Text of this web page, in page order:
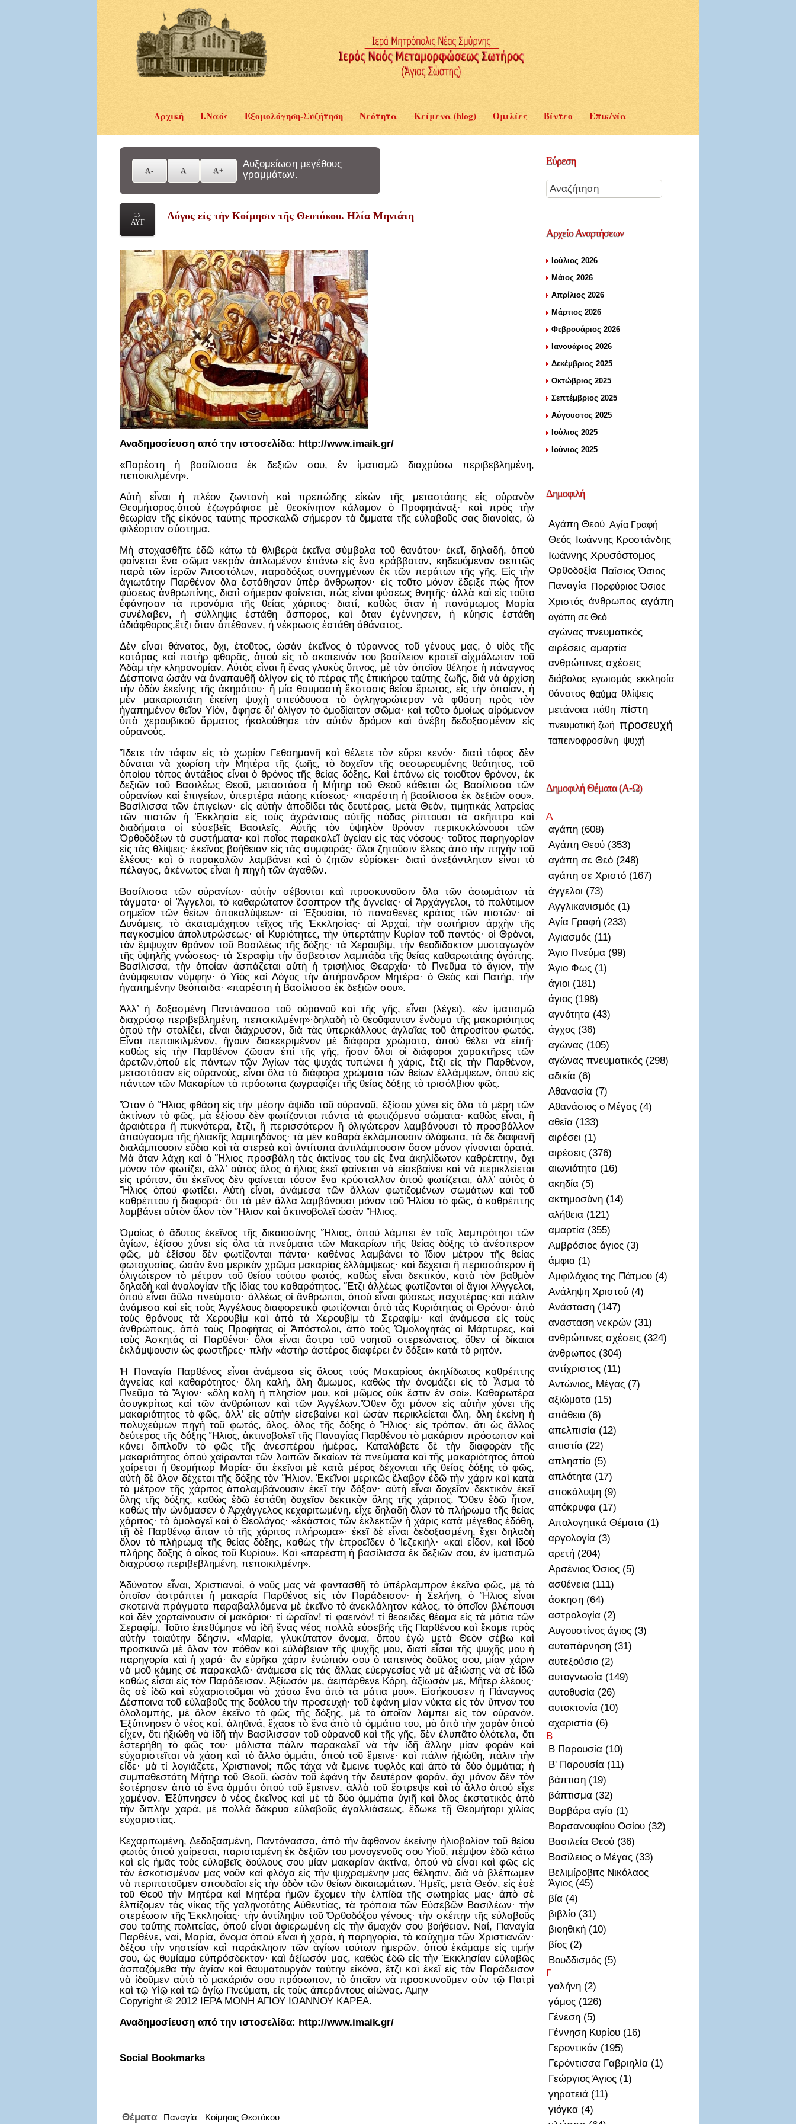
Αρχική Ι.Ναός Εξομολόγηση-Συζήτηση Νεότητα Κείμενα (blog) Ομιλίες Βίντεο Επικ/νία
Αυξομείωση μεγέθους
γραμμάτων.
13
ΑΥΓ
Λόγος εἰς τὴν Κοίμησιν τῆς Θεοτόκου. Ηλία Μηνιάτη
Αναδημοσίευση από την ιστοσελίδα: http://www.imaik.gr/
«Παρέστη ἡ βασίλισσα ἐκ δεξιῶν σου, ἐν ἰματισμῶ διαχρύσω περιβεβλημένη,
πεποικιλμένη».
Αὐτὴ εἶναι ἡ πλέον ζωντανὴ καὶ πρεπώδης εἰκὼν τῆς μεταστάσης εἰς οὐρανὸν
Θεομήτορος.ὁπού ἐζωγράφισε μὲ θεοκίνητον κάλαμον ὁ Προφητάναξ· καὶ πρὸς τὴν
θεωρίαν τῆς εἰκόνος ταύτης προσκαλῶ σήμερον τὰ ὄμματα τῆς εὐλαβοῦς σας διανοίας, ὢ
φιλέορτον σύστημα.
Μὴ στοχασθῆτε ἐδῶ κάτω τὰ θλιβερὰ ἐκεῖνα σύμβολα τοῦ θανάτου· ἐκεῖ, δηλαδή, ὁπού
φαίνεται ἕνα σῶμα νεκρὸν ἁπλωμένον ἐπάνω εἰς ἕνα κράββατον, κηδευόμενον σεπτῶς
παρὰ τῶν ἱερῶν Ἀποστόλων, παραδόξως συνηγμένων ἐκ τῶν περάτων τῆς γῆς. Εἰς τὴν
ἁγιωτάτην Παρθένον ὅλα ἐστάθησαν ὑπὲρ ἄνθρωπον· εἰς τοῦτο μόνον ἔδειξε πὼς ἦτον
φύσεως ἀνθρωπίνης, διατὶ σήμερον φαίνεται, πὼς εἶναι φύσεως θνητῆς· ἀλλὰ καὶ εἰς τοῦτο
ἐφάνησαν τὰ προνόμια τῆς θείας χάριτος· διατί, καθὼς ὅταν ἡ πανάμωμος Μαρία
συνέλαβεν, ἡ σύλληψις ἐστάθη ἄσπορος, καὶ ὅταν ἐγέννησεν, ἡ κύησις ἐστάθη
ἀδιάφθορος,ἔτζι ὅταν ἀπέθανεν, ἡ νέκρωσις ἐστάθη ἀθάνατος.
Δὲν εἶναι θάνατος, ὄχι, ἐτοῦτος, ὡσὰν ἐκεῖνος ὁ τύραννος τοῦ γένους μας, ὁ υἱὸς τῆς
κατάρας καὶ πατὴρ φθορᾶς, ὁπού εἰς τὸ σκοτεινόν του βασίλειον κρατεῖ αἰχμάλωτον τοῦ
Ἀδὰμ τὴν κληρονομίαν. Αὐτὸς εἶναι ἢ ἕνας γλυκὺς ὕπνος, μὲ τὸν ὁποῖον θέλησε ἡ πάναγνος
Δέσποινα ὡσὰν νὰ ἀναπαυθῆ ὀλίγον εἰς τὸ πέρας τῆς ἐπικήρου ταύτης ζωῆς, διὰ νὰ ἀρχίση
τὴν ὁδὸν ἐκείνης τῆς ἀκηράτου· ἢ μία θαυμαστὴ ἔκστασις θείου ἔρωτος, εἰς τὴν ὁποίαν, ἡ
μὲν μακαριωτάτη ἐκείνη ψυχὴ σπεύδουσα τὸ ὀγληγορώτερον νὰ φθάση πρὸς τὸν
ἠγαπημένον θεῖον Υἱόν, ἄφησε δι’ ὀλίγον τὸ ὁμοδίαιτον σῶμα· καὶ τοῦτο ὁμοίως αἱρόμενον
ὑπὸ χερουβικοῦ ἅρματος ἠκολούθησε τὸν αὐτὸν δρόμον καὶ ἀνέβη δεδοξασμένον εἰς
οὐρανούς.
Ἴδετε τὸν τάφον εἰς τὸ χωρίον Γεθσημανῆ καὶ θέλετε τὸν εὕρει κενόν· διατὶ τάφος δὲν
δύναται νὰ χωρίση τὴν Μητέρα τῆς ζωῆς, τὸ δοχεῖον τῆς σεσωρευμένης θεότητος, τοῦ
ὁποίου τόπος ἀντάξιος εἶναι ὁ θρόνος τῆς θείας δόξης. Καὶ ἐπάνω εἰς τοιοῦτον θρόνον, ἐκ
δεξιῶν τοῦ Βασιλέως Θεοῦ, μεταστάσα ἡ Μήτηρ τοῦ Θεοῦ κάθεται ὡς Βασίλισσα τῶν
οὐρανίων καὶ ἐπιγείων, ὑπερτέρα πάσης κτίσεως· «παρέστη ἡ βασίλισσα ἐκ δεξιῶν σου».
Βασίλισσα τῶν ἐπιγείων· εἰς αὐτὴν ἀποδίδει τὰς δευτέρας, μετὰ Θεόν, τιμητικάς λατρείας
τῶν πιστῶν ἡ Ἐκκλησία εἰς τοὺς ἀχράντους αὐτῆς πόδας ρίπτουσι τὰ σκῆπτρα καὶ
διαδήματα οἱ εὐσεβεῖς Βασιλεῖς. Αὐτῆς τὸν ὑψηλὸν θρόνον περικυκλώνουσι τῶν
Ὀρθοδόξων τὰ συστήματα· καὶ ποῖος παρακαλεῖ ὑγείαν εἰς τὰς νόσους· τοῦτος παρηγορίαν
εἰς τὰς θλίψεις· ἐκεῖνος βοήθειαν εἰς τὰς συμφοράς· ὅλοι ζητοῦσιν ἔλεος ἀπὸ τὴν πηγὴν τοῦ
ἐλέους· καὶ ὁ παρακαλῶν λαμβάνει καὶ ὁ ζητῶν εὑρίσκει· διατὶ ἀνεξάντλητον εἶναι τὸ
πέλαγος, ἀκένωτος εἶναι ἡ πηγὴ τῶν ἀγαθῶν.
Βασίλισσα τῶν οὐρανίων· αὐτὴν σέβονται καὶ προσκυνοῦσιν ὅλα τῶν ἀσωμάτων τὰ
τάγματα· οἱ Ἄγγελοι, τὸ καθαρώτατον ἔσοπτρον τῆς ἁγνείας· οἱ Ἀρχάγγελοι, τὸ πολύτιμον
σημεῖον τῶν θείων ἀποκαλύψεων· αἱ Ἐξουσίαι, τὸ πανσθενὲς κράτος τῶν πιστῶν· αἱ
Δυνάμεις, τὸ ἀκαταμάχητον τεῖχος τῆς Ἐκκλησίας· αἱ Ἀρχαί, τὴν σωτήριον ἀρχὴν τῆς
παγκοσμίου ἀπολυτρώσεως· αἱ Κυριότητες, τὴν ὑπερτάτην Κυρίαν τοῦ παντός· οἱ Θρόνοι,
τὸν ἔμψυχον θρόνον τοῦ Βασιλέως τῆς δόξης· τὰ Χερουβίμ, τὴν θεοδίδακτον μυσταγωγὸν
τῆς ὑψηλῆς γνώσεως· τὰ Σεραφὶμ τὴν ἄσβεστον λαμπάδα τῆς θείας καθαρωτάτης ἀγάπης.
Βασίλισσα, τὴν ὁποίαν ἀσπάζεται αὐτὴ ἡ τρισήλιος Θεαρχία· τὸ Πνεῦμα τὸ ἅγιον, τὴν
ἀνύμφευτον νύμφην· ὁ Υἱὸς καὶ Λόγος τὴν ἀπήρανδρον Μητέρα· ὁ Θεὸς καὶ Πατήρ, τὴν
ἠγαπημένην θεόπαιδα· «παρέστη ἡ Βασίλισσα ἐκ δεξιῶν σου».
Ἀλλ’ ἡ δοξασμένη Παντάνασσα τοῦ οὐρανοῦ καὶ τῆς γῆς, εἶναι (λέγει), «ἐν ἱματισμῷ
διαχρύσῳ περιβεβλημένη, πεποικιλμένη»·δηλαδὴ τὸ θεοΰφαντον ἔνδυμα τῆς μακαριότητος
ὁπού τὴν στολίζει, εἶναι διάχρυσον, διὰ τὰς ὑπερκάλλους ἀγλαΐας τοῦ ἀπροσίτου φωτός.
Εἶναι πεποικιλμένον, ἤγουν διακεκριμένον μὲ διάφορα χρώματα, ὁπού θέλει νὰ εἰπῆ·
καθὼς εἰς τὴν Παρθένον ζῶσαν ἐπὶ τῆς γῆς, ἤσαν ὅλοι οἱ διάφοροι χαρακτῆρες τῶν
ἀρετῶν,ὁπού εἰς πάντων τῶν Ἁγίων τὰς ψυχάς τυπώνει ἡ χάρις, ἔτζι εἰς τὴν Παρθένον,
μεταστάσαν εἰς οὐρανούς, εἶναι ὅλα τὰ διάφορα χρώματα τῶν θείων ἐλλάμψεων, ὁπού εἰς
πάντων τῶν Μακαρίων τὰ πρόσωπα ζωγραφίζει τῆς θείας δόξης τὸ τρισόλβιον φῶς.
Ὅταν ὁ Ἥλιος φθάση εἰς τὴν μέσην ἁψίδα τοῦ οὐρανοῦ, ἐξίσου χύνει εἰς ὅλα τὰ μέρη τῶν
ἀκτίνων τὸ φῶς, μὰ ἐξίσου δὲν φωτίζονται πάντα τὰ φωτιζόμενα σώματα· καθὼς εἶναι, ἢ
ἀραιότερα ἢ πυκνότερα, ἔτζι, ἢ περισσότερον ἢ ὀλιγώτερον λαμβάνουσι τὸ προσβάλλον
ἀπαύγασμα τῆς ἡλιακῆς λαμπηδόνος· τὰ μὲν καθαρὰ ἐκλάμπουσιν ὁλόφωτα, τὰ δὲ διαφανῆ
διαλάμπουσιν εὔδια καὶ τὰ στερεὰ καὶ ἀντίτυπα ἀντιλάμπουσιν ὅσον μόνον γίνονται ὁρατά.
Μὰ ὅταν λάχη καὶ ὁ Ἥλιος προσβάλη τὰς ἀκτίνας του εἰς ἕνα ἀκηλίδωτον καθρέπτην, ὄχι
μόνον τὸν φωτίζει, ἀλλ’ αὐτὸς ὅλος ὁ ἥλιος ἐκεῖ φαίνεται νὰ εἰσεβαίνει καὶ νὰ περικλείεται
εἰς τρόπον, ὅτι ἐκεῖνος δὲν φαίνεται τόσον ἕνα κρύσταλλον ὁπού φωτίζεται, ἀλλ’ αὐτὸς ὁ
Ἥλιος ὁπού φωτίζει. Αὐτὴ εἶναι, ἀνάμεσα τῶν ἄλλων φωτιζομένων σωμάτων καὶ τοῦ
καθρέπτου ἡ διαφορά· ὅτι τὰ μὲν ἄλλα λαμβάνουσι μόνον τοῦ Ἡλίου τὸ φῶς, ὁ καθρέπτης
λαμβάνει αὐτὸν ὅλον τὸν Ἥλιον καὶ ἀκτινοβολεῖ ὡσὰν Ἥλιος.
Ὁμοίως ὁ ἄδυτος ἐκεῖνος τῆς δικαιοσύνης Ἥλιος, ὁπού λάμπει ἐν ταῖς λαμπρότησι τῶν
ἁγίων, ἐξίσου χύνει εἰς ὅλα τὰ πνεύματα τῶν Μακαρίων τῆς θείας δόξης τὸ ἀνέσπερον
φῶς, μὰ ἐξίσου δὲν φωτίζονται πάντα· καθένας λαμβάνει τὸ ἴδιον μέτρον τῆς θείας
φωτοχυσίας, ὡσὰν ἕνα μερικὸν χρῶμα μακαρίας ἐλλάμψεως· καὶ δέχεται ἢ περισσότερον ἢ
ὀλιγώτερον τὸ μέτρον τοῦ θείου τούτου φωτός, καθὼς εἶναι δεκτικόν, κατὰ τὸν βαθμὸν
δηλαδὴ καὶ ἀναλογίαν τῆς ἰδίας του καθαρότητος. Ἔτζι ἀλλέως φωτίζονται οἱ ἅγιοι λΆγγελοι,
ὁπού εἶναι ἄϋλα πνεύματα· ἀλλέως οἱ ἄνθρωποι, ὁπού εἶναι φύσεως παχυτέρας·καὶ πάλιν
ἀνάμεσα καὶ εἰς τοὺς Ἀγγέλους διαφορετικὰ φωτίζονται ἀπὸ τὰς Κυριότητας οἱ Θρόνοι· ἀπὸ
τοὺς θρόνους τὰ Χερουβὶμ καὶ ἀπὸ τὰ Χερουβὶμ τὰ Σεραφίμ· καὶ ἀνάμεσα εἰς τοὺς
ἀνθρώπους, ἀπὸ τοὺς Προφήτας οἱ Ἀπόστολοι, ἀπὸ τοὺς Ὁμολογητάς οἱ Μάρτυρες, καὶ
τοὺς Ἀσκητάς αἱ Παρθένοι· ὅλοι εἶναι ἄστρα τοῦ νοητοῦ στερεώνατος, ὅθεν οἱ δίκαιοι
ἐκλάμψουσιν ὡς φωστῆρες· πλὴν «ἀστὴρ ἀστέρος διαφέρει ἐν δόξει» κατὰ τὸ ρητόν.
Ἡ Παναγία Παρθένος εἶναι ἀνάμεσα εἰς ὅλους τούς Μακαρίους ἀκηλίδωτος καθρέπτης
ἁγνείας καὶ καθαρότητος· ὅλη καλή, ὅλη ἄμωμος, καθὼς τὴν ὀνομάζει εἰς τὸ Ἆσμα τὸ
Πνεῦμα τὸ Ἅγιον· «ὅλη καλὴ ἡ πλησίον μου, καὶ μῶμος οὐκ ἔστιν ἐν σοί». Καθαρωτέρα
ἀσυγκρίτως καὶ τῶν ἀνθρώπων καὶ τῶν Ἀγγέλων.Ὅθεν ὄχι μόνον εἰς αὐτὴν χύνει τῆς
μακαριότητος τὸ φῶς, ἀλλ’ εἰς αὐτὴν εἰσεβαίνει καὶ ὡσὰν περικλείεται ὅλη, ὅλη ἐκείνη ἡ
πολυχεύμων πηγὴ τοῦ φωτός, ὅλος, ὅλος τῆς δόξης ὁ Ἥλιος· εἰς τρόπον, ὅτι ὡς ἄλλος
δεύτερος τῆς δόξης Ἥλιος, ἀκτινοβολεῖ τῆς Παναγίας Παρθένου τὸ μακάριον πρόσωπον καὶ
κάνει διπλοῦν τὸ φῶς τῆς ἀνεσπέρου ἡμέρας. Καταλάβετε δὲ τὴν διαφορὰν τῆς
μακαριότητος ὁπού χαίρονται τῶν λοιπῶν δικαίων τὰ πνεύματα καὶ τῆς μακαριότητος ὁπού
χαίρεται ἡ θεομήτωρ Μαρία· ὅτι ἐκεῖνοι μὲ κατὰ μέρος δέχονται τῆς θείας δόξης τὸ φῶς,
αὐτὴ δὲ ὅλον δέχεται τῆς δόξης τὸν Ἥλιον. Ἐκεῖνοι μερικῶς ἔλαβον ἐδῶ τὴν χάριν καὶ κατὰ
τὸ μέτρον τῆς χάριτος ἀπολαμβάνουσιν ἐκεῖ τὴν δόξαν· αὐτὴ εἶναι δοχεῖον δεκτικὸν ἐκεῖ
ὅλης τῆς δόξης, καθὼς ἐδῶ ἐστάθη δοχεῖον δεκτικὸν ὅλης τῆς χάριτος. Ὅθεν ἐδῶ ἦτον,
καθὼς τὴν ὠνόμασεν ὁ Ἀρχάγγελος κεχαριτωμένη, εἶχε δηλαδὴ ὅλον τὸ πλήρωμα τῆς θείας
χάριτος· τὸ ὁμολογεῖ καὶ ὁ Θεολόγος· «ἐκάστοις τῶν ἐκλεκτῶν ἡ χάρις κατὰ μέγεθος ἐδόθη,
τῇ δὲ Παρθένῳ ἅπαν τὸ τῆς χάριτος πλήρωμα»· ἐκεῖ δὲ εἶναι δεδοξασμένη, ἔχει δηλαδὴ
ὅλον τὸ πλήρωμα τῆς θείας δόξης, καθὼς τὴν ἐπροεῖδεν ὁ Ἰεζεκιήλ· «καὶ εἶδον, καὶ ἰδοὺ
πλήρης δόξης ὁ οἶκος τοῦ Κυρίου». Καὶ «παρέστη ἡ βασίλισσα ἐκ δεξιῶν σου, ἐν ἱματισμῶ
διαχρύσῳ περιβεβλημένη, πεποικιλμένη».
Ἀδύνατον εἶναι, Χριστιανοί, ὁ νοῦς μας νὰ φαντασθῆ τὸ ὑπέρλαμπρον ἐκεῖνο φῶς, μὲ τὸ
ὁποῖον ἀστράπτει ἡ μακαρία Παρθένος εἰς τὸν Παράδεισον· ἡ Σελήνη, ὁ Ἥλιος εἶναι
σκοτεινὰ πράγματα παραβαλλόμενα μὲ ἐκεῖνο τὸ ἀνεκλάλητον κάλος, τὸ ὁποῖον βλέπουσι
καὶ δὲν χορταίνουσιν οἱ μακάριοι· τί ὡραῖον! τί φαεινόν! τί θεοειδὲς θέαμα εἰς τὰ μάτια τῶν
Σεραφίμ. Τοῦτο ἐπεθύμησε νὰ ἰδῆ ἕνας νέος πολλὰ εὐσεβής τῆς Παρθένου καὶ ἔκαμε πρὸς
αὐτὴν τοιαύτην δέησιν. «Μαρία, γλυκύτατον ὄνομα, ὅπου ἐγὼ μετὰ Θεὸν σέβω καὶ
προσκυνῶ μὲ ὅλον τὸν πόθον καὶ εὐλάβειαν τῆς ψυχῆς μου, διατὶ εἶσαι τῆς ψυχῆς μου ἡ
παρηγορία καὶ ἡ χαρά· ἂν εὑρῆκα χάριν ἐνώπιόν σου ὁ ταπεινὸς δοῦλος σου, μίαν χάριν
νὰ μοῦ κάμης σὲ παρακαλῶ· ἀνάμεσα εἰς τὰς ἄλλας εὐεργεσίας νὰ μὲ ἀξιώσης νὰ σὲ ἰδῶ
καθὼς εἶσαι εἰς τὸν Παράδεισον. Ἀξίωσόν με, ἀειπάρθενε Κόρη, ἀξίωσόν με, Μῆτερ ἐλέους·
ἂς σὲ ἰδῶ καὶ εὐχαριστοῦμαι νὰ χάσω ἕνα ἀπὸ τὰ μάτια μου». Εἰσήκουσεν ἡ Πάναγνος
Δέσποινα τοῦ εὐλαβοῦς της δούλου τὴν προσευχή· τοῦ ἐφάνη μίαν νύκτα εἰς τὸν ὕπνον του
ὁλολαμπής, μὲ ὅλον ἐκεῖνο τὸ φῶς τῆς δόξης, μὲ τὸ ὁποῖον λάμπει εἰς τὸν οὐρανόν.
Ἐξύπνησεν ὁ νέος καί, ἀληθινά, ἔχασε τὸ ἕνα ἀπὸ τὰ ὀμμάτια του, μὰ ἀπὸ τὴν χαρὰν ὁπού
εἶχεν, ὅτι ἠξιώθη νὰ ἰδῆ τὴν Βασίλισσαν τοῦ οὐρανοῦ καὶ τῆς γῆς, δὲν ἐλυπᾶτο ὁλότελα, ὅτι
ἐστερήθη τὸ φῶς του· μάλιστα πάλιν παρακαλεῖ νὰ τὴν ἰδῆ ἄλλην μίαν φορὰν καὶ
εὐχαριστεῖται νὰ χάση καὶ τὸ ἄλλο ὀμμάτι, ὁπού τοῦ ἔμεινε· καὶ πάλιν ἠξιώθη, πάλιν τὴν
εἶδε· μὰ τί λογιάζετε, Χριστιανοί; πῶς τάχα νὰ ἔμεινε τυφλὸς καὶ ἀπὸ τὰ δύο ὀμμάτια; ἡ
συμπαθεστάτη Μήτηρ τοῦ Θεοῦ, ὡσὰν τοῦ ἐφάνη τὴν δευτέραν φοράν, ὄχι μόνον δὲν τὸν
ἐστέρησεν ἀπὸ τὸ ἕνα ὀμμάτι ὁπού τοῦ ἔμεινεν, ἀλλὰ τοῦ ἔστρεψε καὶ τὸ ἄλλο ὁπού εἶχε
χαμένον. Ἐξύπνησεν ὁ νέος ἐκεῖνος καὶ μὲ τὰ δύο ὀμμάτια ὑγιῆ καὶ ὅλος ἐκστατικὸς ἀπὸ
τὴν διπλὴν χαρά, μὲ πολλὰ δάκρυα εὐλαβοῦς ἀγαλλιάσεως, ἔδωκε τῇ Θεομήτορι χιλίας
εὐχαριστίας.
Κεχαριτωμένη, Δεδοξασμένη, Παντάνασσα, ἀπὸ τὴν ἄφθονον ἐκείνην ἡλιοβολίαν τοῦ θείου
φωτὸς ὁπού χαίρεσαι, παρισταμένη ἐκ δεξιῶν του μονογενοῦς σου Υἱοῦ, πέμψον ἐδῶ κάτω
καὶ εἰς ἠμᾶς τοὺς εὐλαβεῖς δούλους σου μίαν μακαρίαν ἀκτίνα, ὁπού νὰ εἶναι καὶ φῶς εἰς
τὸν ἐσκοτισμένον μας νοῦν καὶ φλόγα εἰς τὴν ψυχραμένην μας θέλησιν, διὰ νὰ βλέπωμεν
νὰ περιπατοῦμεν σπουδαῖοι εἰς τὴν ὁδὸν τῶν θείων δικαιωμάτων. Ἠμεῖς, μετὰ Θεόν, εἰς ἐσὲ
τοῦ Θεοῦ τὴν Μητέρα καὶ Μητέρα ἡμῶν ἔχομεν τὴν ἐλπίδα τῆς σωτηρίας μας· ἀπὸ σὲ
ἐλπίζομεν τὰς νίκας τῆς γαληνοτάτης Αὐθεντίας, τὰ τρόπαια τῶν Εὐσεβῶν Βασιλέων· τὴν
στερέωσιν τῆς Ἐκκλησίας· τὴν ἀντίληψιν τοῦ Ὀρθοδόξου γένους· τὴν σκέπην τῆς εὐλαβοῦς
σου ταύτης πολιτείας, ὁπού εἶναι ἀφιερωμένη εἰς τὴν ἄμαχόν σου βοήθειαν. Ναί, Παναγία
Παρθένε, ναί, Μαρία, ὄνομα ὁπού εἶναι ἡ χαρά, ἡ παρηγορία, τὸ καύχημα τῶν Χριστιανῶν·
δέξου τὴν νηστείαν καὶ παράκλησιν τῶν ἁγίων τούτων ἡμερῶν, ὁπού ἐκάμαμε εἰς τιμήν
σου, ὡς θυμίαμα εὐπρόσδεκτον· καὶ ἀξίωσόν μας, καθὼς ἐδῶ εἰς τὴν Ἐκκλησίαν εὐλαβῶς
ἀσπαζόμεθα τὴν ἁγίαν καὶ θαυματουργὸν ταύτην εἰκόνα, ἔτζι καὶ ἐκεῖ εἰς τὸν Παράδεισον
νὰ ἰδοῦμεν αὐτὸ τὸ μακάριόν σου πρόσωπον, τὸ ὁποῖον νὰ προσκυνοῦμεν σὺν τῷ Πατρὶ
καὶ τῷ Υἱῷ καὶ τῷ ἁγίῳ Πνεύματι, εἰς τοὺς ἀπεράντους αἰώνας. Αμην
Copyright © 2012 ΙΕΡΑ ΜΟΝΗ ΑΓΙΟΥ ΙΩΑΝΝΟΥ ΚΑΡΕΑ.
Αναδημοσίευση από την ιστοσελίδα: http://www.imaik.gr/
Social Bookmarks
Θέματα Παναγία Κοίμησις Θεοτόκου
Εύρεση
ΑρχείοΑναρτήσεων
Ιούλιος 2026
Μάιος 2026
Απρίλιος 2026
Μάρτιος 2026
Φεβρουάριος 2026
Ιανουάριος 2026
Δεκέμβριος 2025
Οκτώβριος 2025
Σεπτέμβριος 2025
Αύγουστος 2025
Ιούλιος 2025
Ιούνιος 2025
Δημοφιλή
Αγάπη Θεού Αγία Γραφή
Θεός Ιωάννης Κροστάνδης
Ιωάννης Χρυσόστομος
Ορθοδοξία Παΐσιος Όσιος
Παναγία Πορφύριος Όσιος
Χριστός άνθρωπος αγάπη
αγάπη σε Θεό
αγώνας πνευματικός
αιρέσεις αμαρτία
ανθρώπινες σχέσεις
διάβολος εγωισμός εκκλησία
θάνατος θαύμα θλίψεις
μετάνοια πάθη πίστη
πνευματική ζωή προσευχή
ταπεινοφροσύνη ψυχή
ΔημοφιλήΘέματα (Α-Ω)
Α
αγάπη (608)
Αγάπη Θεού (353)
αγάπη σε Θεό (248)
αγάπη σε Χριστό (167)
άγγελοι (73)
Αγγλικανισμός (1)
Αγία Γραφή (233)
Αγιασμός (11)
Άγιο Πνεύμα (99)
Άγιο Φως (1)
άγιοι (181)
άγιος (198)
αγνότητα (43)
άγχος (36)
αγώνας (105)
αγώνας πνευματικός (298)
αδικία (6)
Αθανασία (7)
Αθανάσιος ο Μέγας (4)
αθεΐα (133)
αιρέσει (1)
αιρέσεις (376)
αιωνιότητα (16)
ακηδία (5)
ακτημοσὐνη (14)
αλήθεια (121)
αμαρτία (355)
Αμβρόσιος άγιος (3)
άμφια (1)
Αμφιλόχιος της Πάτμου (4)
Ανάληψη Χριστού (4)
Ανάσταση (147)
ανασταση νεκρών (31)
ανθρώπινες σχέσεις (324)
άνθρωπος (304)
αντίχριστος (11)
Αντώνιος, Μέγας (7)
αξιώματα (15)
απἀθεια (6)
απελπισία (12)
απιστία (22)
απληστία (5)
απλότητα (17)
αποκάλυψη (9)
απόκρυφα (17)
Απολογητικά Θέματα (1)
αργολογία (3)
αρετή (204)
Αρσένιος Όσιος (5)
ασθένεια (111)
άσκηση (64)
αστρολογία (2)
Αυγουστίνος άγιος (3)
αυταπάρνηση (31)
αυτεξούσιο (2)
αυτογνωσία (149)
αυτοθυσἰα (26)
αυτοκτονία (10)
αχαριστία (6)
Β
Β Παρουσία (10)
Β' Παρουσία (11)
βάπτιση (19)
βάπτισμα (32)
Βαρβάρα αγία (1)
Βαρσανουφίου Οσίου (32)
Βασιλεία Θεού (36)
Βασίλειος ο Μέγας (33)
Βελιμίροβιτς Νικόλαος
Άγιος (45)
βία (4)
βιβλίο (31)
βιοηθική (10)
βίος (2)
Βουδδισμός (5)
Γ
γαλήνη (2)
γάμος (126)
Γένεση (5)
Γέννηση Κυρίου (16)
Γεροντικόν (195)
Γερόντισσα Γαβριηλία (1)
Γεώργιος Άγιος (1)
γηρατειά (11)
γιόγκα (4)